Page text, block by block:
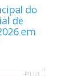
do
de
em
PUB